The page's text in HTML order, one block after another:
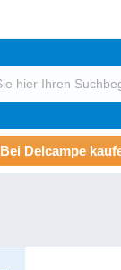
Bei Delcampe